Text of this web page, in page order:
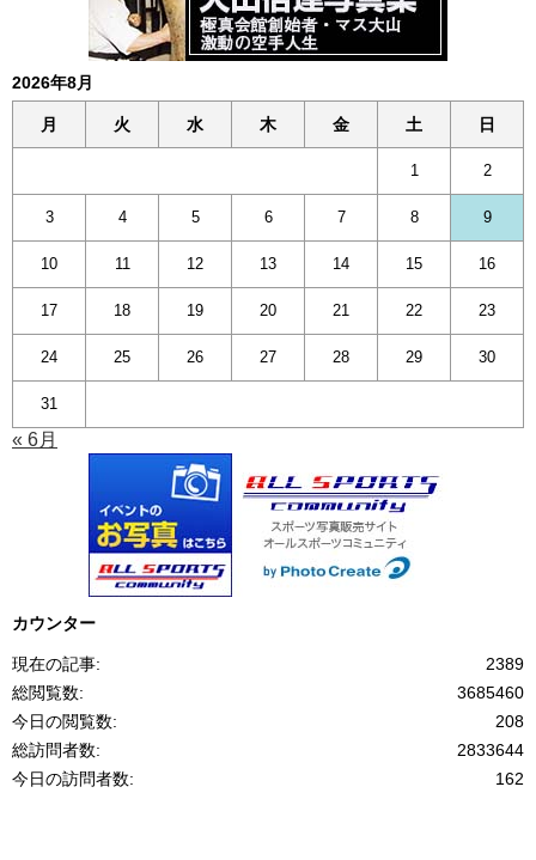
2026年8月
月 火 水 木 金 土 日
1 2
3 4 5 6 7 8 9
10 11 12 13 14 15 16
17 18 19 20 21 22 23
24 25 26 27 28 29 30
31
« 6月
カウンター
2389
現在の記事:
3685460
総閲覧数:
208
今日の閲覧数:
2833644
総訪問者数:
162
今日の訪問者数: